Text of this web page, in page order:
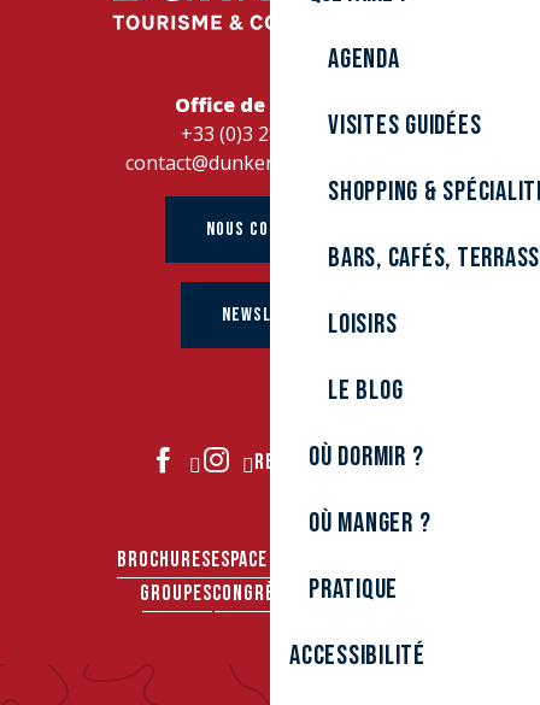
Agenda
Visites guidées
Shopping &
Bars, cafés,
Loisirs
Le Blog
Où dormir ?
Où manger ?
Pratique
Accessibilité
Office de Tourisme
+33 (0)3 28 26 27 28
contact@dunkerque-tourisme.fr
NOUS CONTACTER
NEWSLETTER
REJOIGNEZ-NOUS
BROCHURESESPACE PRO
GROUPESCONGRÈS & SÉMINAIRES